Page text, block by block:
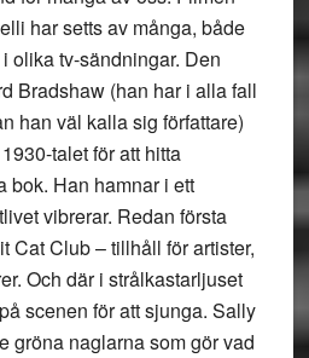
har setts av många, både
olika tv-sändningar. Den
Bradshaw (han har i alla fall
han väl kalla sig författare)
talet för att hitta
bok. Han hamnar i ett
vibrerar. Redan första
Cat Club – tillhåll för artister,
Och där i strålkastarljuset
scenen för att sjunga. Sally
gröna naglarna som gör vad